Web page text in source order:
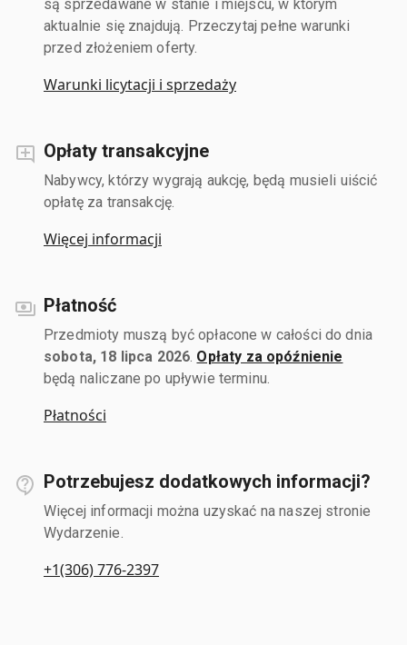
są sprzedawane w stanie i miejscu, w którym
aktualnie się znajdują. Przeczytaj pełne warunki
przed złożeniem oferty.
Warunki licytacji i sprzedaży
Opłaty transakcyjne
Nabywcy, którzy wygrają aukcję, będą musieli uiścić
opłatę za transakcję.
Więcej informacji
Płatność
Przedmioty muszą być opłacone w całości do dnia
sobota, 18 lipca 2026 Opłaty za opóźnienie
będą naliczane po upływie terminu.
Płatności
Potrzebujesz dodatkowych informacji?
Więcej informacji można uzyskać na naszej stronie
Wydarzenie.
+1(306) 776-2397